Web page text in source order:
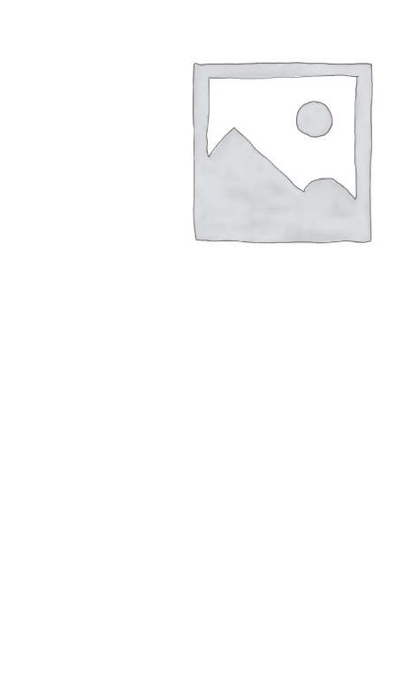
Arbres fruitiers
Plantes méditerranéennes et exotiques
Plantes
Plantes
Plantes
Plantes
Plantes